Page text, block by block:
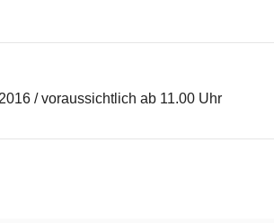
/ voraussichtlich ab 11.00 Uhr